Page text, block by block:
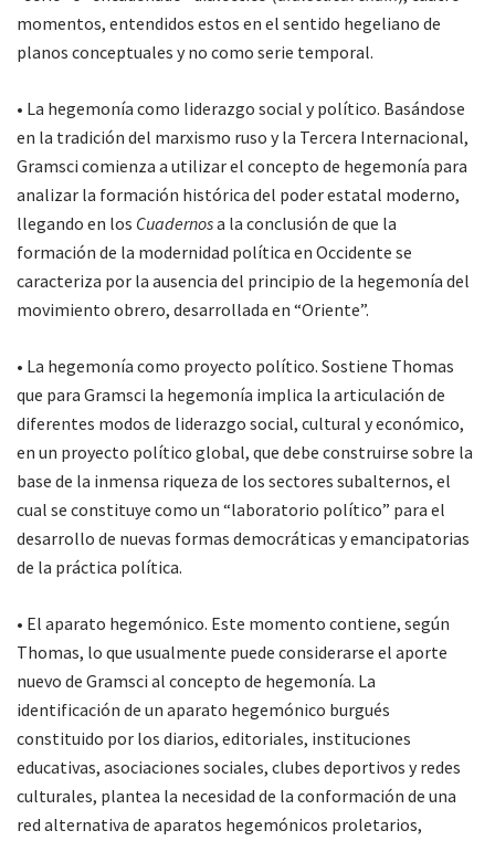
momentos, entendidos estos en el sentido hegeliano de
planos conceptuales y no como serie temporal.
• La hegemonía como liderazgo social y político. Basándose
en la tradición del marxismo ruso y la Tercera Internacional,
Gramsci comienza a utilizar el concepto de hegemonía para
analizar la formación histórica del poder estatal moderno,
llegando en los Cuadernosa la conclusión de que la
formación de la modernidad política en Occidente se
caracteriza por la ausencia del principio de la hegemonía del
movimiento obrero, desarrollada en “Oriente”.
• La hegemonía como proyecto político. Sostiene Thomas
que para Gramsci la hegemonía implica la articulación de
diferentes modos de liderazgo social, cultural y económico,
en un proyecto político global, que debe construirse sobre la
base de la inmensa riqueza de los sectores subalternos, el
cual se constituye como un “laboratorio político” para el
desarrollo de nuevas formas democráticas y emancipatorias
de la práctica política.
• El aparato hegemónico. Este momento contiene, según
Thomas, lo que usualmente puede considerarse el aporte
nuevo de Gramsci al concepto de hegemonía. La
identificación de un aparato hegemónico burgués
constituido por los diarios, editoriales, instituciones
educativas, asociaciones sociales, clubes deportivos y redes
culturales, plantea la necesidad de la conformación de una
red alternativa de aparatos hegemónicos proletarios,